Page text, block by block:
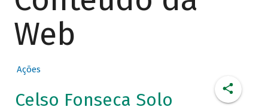
Web
Ações
Celso Fonseca Solo